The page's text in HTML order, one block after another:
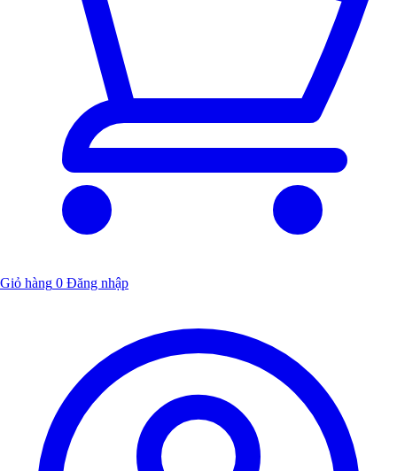
Giỏ hàng 0 Đăng nhập